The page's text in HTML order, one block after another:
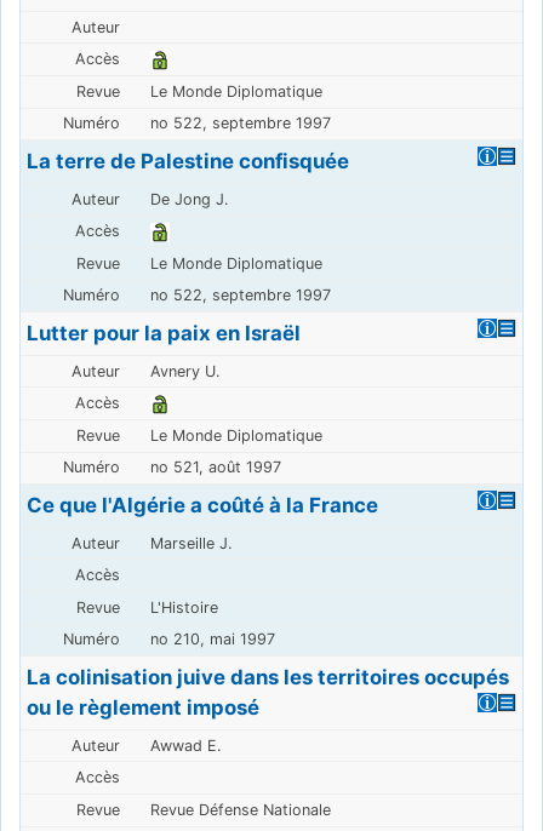
Le Monde Diplomatique
no 522, septembre 1997
La terre de Palestine confisquée
De Jong J.
Le Monde Diplomatique
no 522, septembre 1997
Lutter pour la paix en Israël
Avnery U.
Le Monde Diplomatique
no 521, août 1997
Ce que l'Algérie a coûté à la France
Marseille J.
L'Histoire
no 210, mai 1997
La colinisation juive dans les territoires occupés
ou le règlement imposé
Awwad E.
Revue Défense Nationale